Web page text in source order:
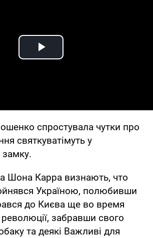
Play Video
спростувала чутки про
святкуватімуть у
Шона Карра визнають, что
Україною, полюбивши
до Києва ще во время
забравши свого
та деякі Важливі для